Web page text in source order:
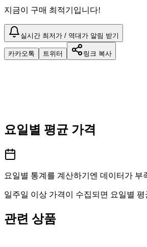
지금이 구매 최적기입니다!
실시간 최저가 / 역대가 알림 받기
카카오톡 트위터 링크 복사
요일별 평균 가격
요일별 통계를 계산하기엔 데이터가 부
일주일 이상 가격이 수집되면 요일별
관련 상품